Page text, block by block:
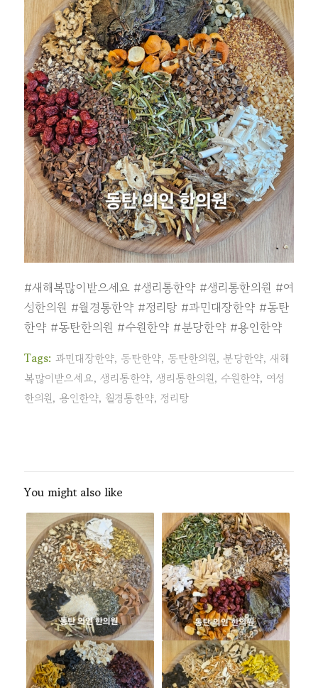
#새해복많이받으세요 #생리통한약 #생리통한의원 #여
성한의원 #월경통한약 #정리탕 #과민대장한약 #동탄
한약 #동탄한의원 #수원한약 #분당한약 #용인한약
Tags: 과민대장한약, 동탄한약, 동탄한의원, 분당한약, 새해
복많이받으세요, 생리통한약, 생리통한의원, 수원한약, 여성
한의원, 용인한약, 월경통한약, 정리탕
You might also like